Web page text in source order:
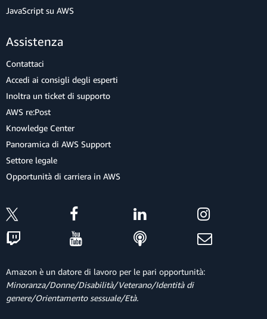
JavaScript su AWS
Assistenza
Contattaci
Accedi ai consigli degli esperti
Inoltra un ticket di supporto
AWS re:Post
Knowledge Center
Panoramica di AWS Support
Settore legale
Opportunità di carriera in AWS
Amazon è un datore di lavoro per le pari opportunità:
Minoranza/Donne/Disabilità/Veterano/Identità di
genere/Orientamento sessuale/Età.